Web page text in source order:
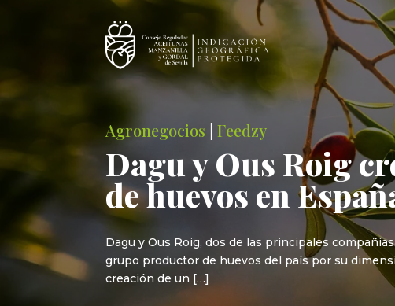
Agronegocios |Feedzy
Dagu y Ous Roig
de huevos en
Dagu y Ous Roig, dos de las principales
grupo productor de huevos del país por su
creación de un […]